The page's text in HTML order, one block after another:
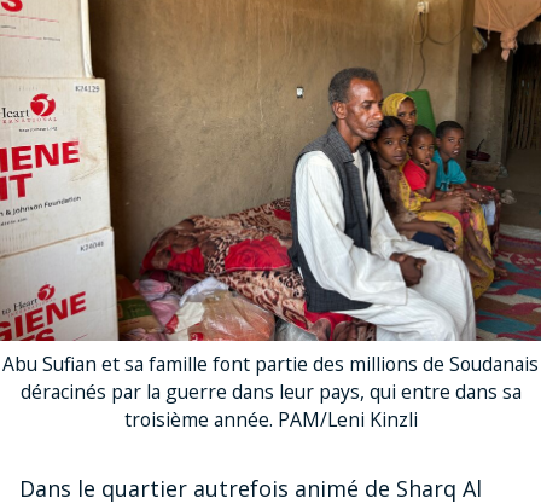
Abu Sufian et sa famille font partie des millions de Soudanais
déracinés par la guerre dans leur pays, qui entre dans sa
troisième année. PAM/Leni Kinzli
Dans le quartier autrefois animé de Sharq Al